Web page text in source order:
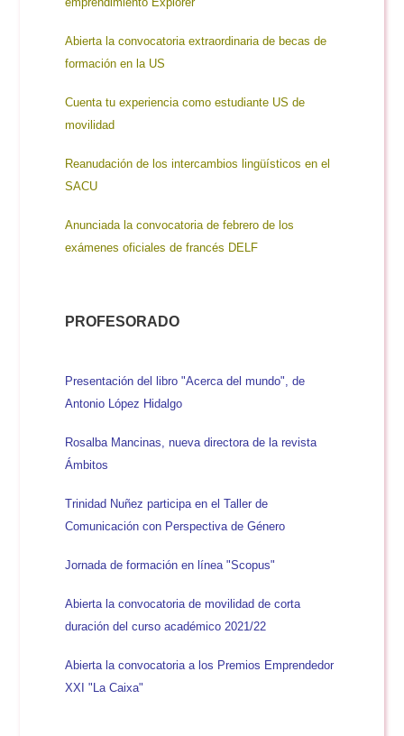
Abierta la convocatoria extraordinaria de becas de
formación en la US
Cuenta tu experiencia como estudiante US de
movilidad
Reanudación de los intercambios lingüísticos en el
SACU
Anunciada la convocatoria de febrero de los
exámenes oficiales de francés DELF
PROFESORADO
Presentación del libro "Acerca del mundo", de
Antonio López Hidalgo
Rosalba Mancinas, nueva directora de la revista
Ámbitos
Trinidad Nuñez participa en el Taller de
Comunicación con Perspectiva de Género
Jornada de formación en línea "Scopus"
Abierta la convocatoria de movilidad de corta
duración del curso académico 2021/22
Abierta la convocatoria a los Premios Emprendedor
XXI "La Caixa"